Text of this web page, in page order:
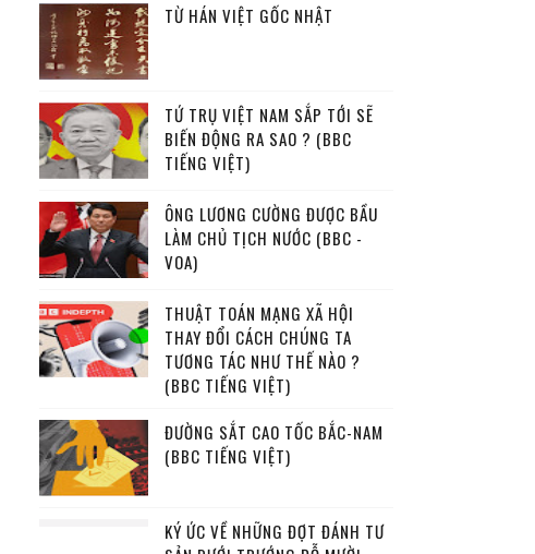
TỪ HÁN VIỆT GỐC NHẬT
TỨ TRỤ VIỆT NAM SẮP TỚI SẼ
BIẾN ĐỘNG RA SAO ? (BBC
TIẾNG VIỆT)
ÔNG LƯƠNG CƯỜNG ĐƯỢC BẦU
LÀM CHỦ TỊCH NƯỚC (BBC -
VOA)
THUẬT TOÁN MẠNG XÃ HỘI
THAY ĐỔI CÁCH CHÚNG TA
TƯƠNG TÁC NHƯ THẾ NÀO ?
(BBC TIẾNG VIỆT)
ĐƯỜNG SẮT CAO TỐC BẮC-NAM
(BBC TIẾNG VIỆT)
KÝ ỨC VỀ NHỮNG ĐỢT ĐÁNH TƯ